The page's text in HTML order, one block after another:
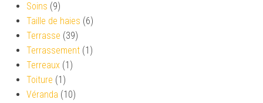
Soins (9)
Taille de haies (6)
Terrasse (39)
Terrassement (1)
Terreaux (1)
Toiture (1)
Véranda (10)